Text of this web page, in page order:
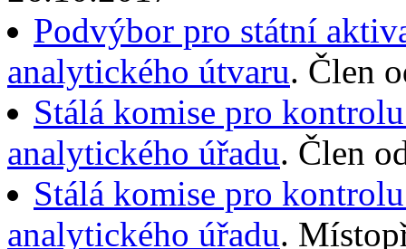
Podvýbor pro státní
analytického útvaru. Člen
Stálá komise pro
analytického úřadu. Člen
Stálá komise pro
analytického úřadu.